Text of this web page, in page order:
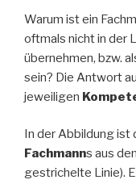
Warum ist ein
oftmals nicht in der
übernehmen, bzw.
sein? Die Antwort
jeweiligen
In der Abbildung
Fachmanns aus
gestrichelte Linie).